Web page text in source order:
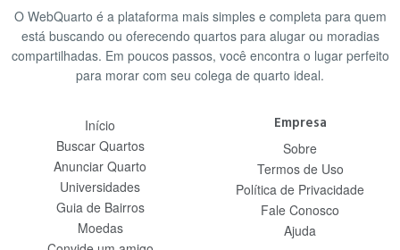
O WebQuarto é a plataforma mais simples e completa para quem
está buscando ou oferecendo quartos para alugar ou moradias
compartilhadas. Em poucos passos, você encontra o lugar perfeito
para morar com seu colega de quarto ideal.
Início
Buscar Quartos
Anunciar Quarto
Universidades
Guia de Bairros
Moedas
Empresa
Sobre
Termos de Uso
Política de Privacidade
Fale Conosco
Ajuda